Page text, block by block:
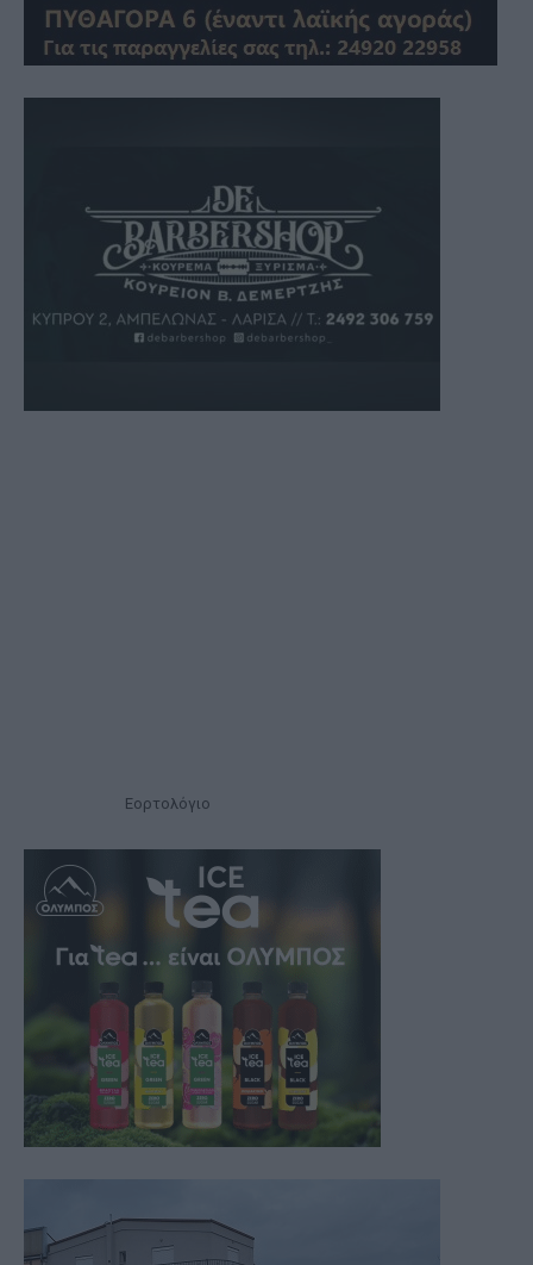
Εορτολόγιο